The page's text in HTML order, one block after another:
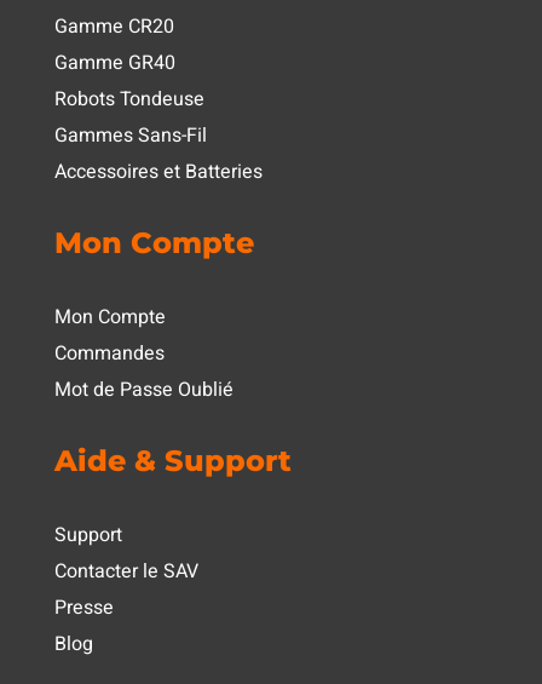
Gamme CR20
Gamme GR40
Robots Tondeuse
Gammes Sans-Fil
Accessoires et Batteries
Mon Compte
Mon Compte
Commandes
Mot de Passe Oublié
Aide & Support
Support
Contacter le SAV
Presse
Blog